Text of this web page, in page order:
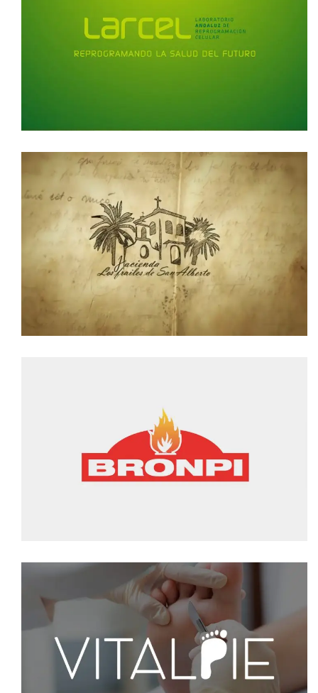
VÍDEO CORPORATIVO LARCEL
VÍDEO CORPORATIVO HACIENDA LOS
FRAILES
video corporativo
VÍDEO CORPORATIVO BRONPI
video corporativo
VÍDEO SPOT VITALPIE
video spot